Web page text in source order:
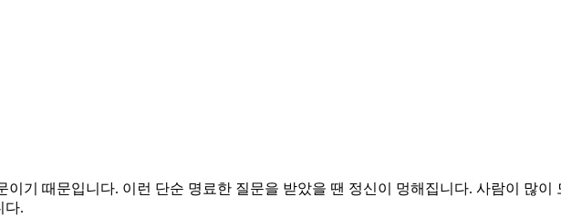
기 때문입니다. 이런 단순 명료한 질문을 받았을 땐 정신이 멍해집니다. 사람이 많
다.